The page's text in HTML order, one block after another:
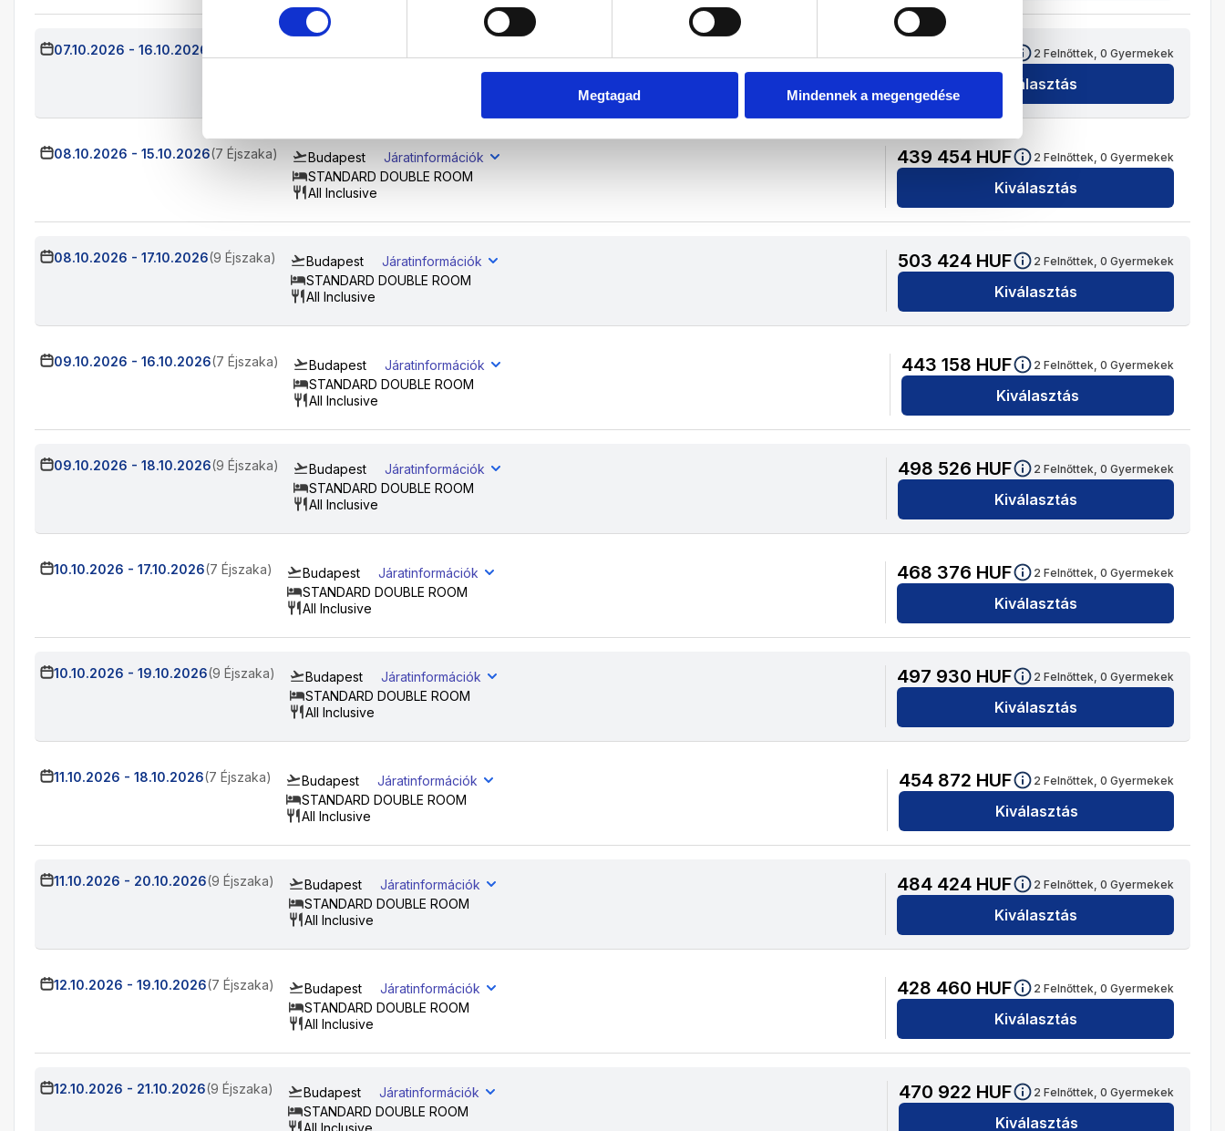
Megtagad Mindennek a megengedése
07.10.2026 - 16.10.2026 529 836HUF 2 Felnőttek, 0 Gyermekek
Kiválasztás
08.10.2026 - 15.10.2026(7 Éjszaka) Budapest
Járatinformációk
STANDARD DOUBLE ROOM
All Inclusive
439 454 HUF 2 Felnőttek, 0 Gyermekek
Kiválasztás
08.10.2026 - 17.10.2026(9 Éjszaka) Budapest
Járatinformációk
STANDARD DOUBLE ROOM
All Inclusive
503 424 HUF 2 Felnőttek, 0 Gyermekek
Kiválasztás
09.10.2026 - 16.10.2026(7 Éjszaka) Budapest
Járatinformációk
STANDARD DOUBLE ROOM
All Inclusive
443 158 HUF 2 Felnőttek, 0 Gyermekek
Kiválasztás
09.10.2026 - 18.10.2026(9 Éjszaka) Budapest
Járatinformációk
STANDARD DOUBLE ROOM
All Inclusive
498 526 HUF 2 Felnőttek, 0 Gyermekek
Kiválasztás
10.10.2026 - 17.10.2026(7 Éjszaka) Budapest
Járatinformációk
STANDARD DOUBLE ROOM
All Inclusive
468 376 HUF 2 Felnőttek, 0 Gyermekek
Kiválasztás
10.10.2026 - 19.10.2026(9 Éjszaka) Budapest
Járatinformációk
STANDARD DOUBLE ROOM
All Inclusive
497 930 HUF 2 Felnőttek, 0 Gyermekek
Kiválasztás
11.10.2026 - 18.10.2026(7 Éjszaka) Budapest
Járatinformációk
STANDARD DOUBLE ROOM
All Inclusive
454 872 HUF 2 Felnőttek, 0 Gyermekek
Kiválasztás
11.10.2026 - 20.10.2026(9 Éjszaka) Budapest
Járatinformációk
STANDARD DOUBLE ROOM
All Inclusive
484 424 HUF 2 Felnőttek, 0 Gyermekek
Kiválasztás
12.10.2026 - 19.10.2026(7 Éjszaka) Budapest
Járatinformációk
STANDARD DOUBLE ROOM
All Inclusive
428 460 HUF 2 Felnőttek, 0 Gyermekek
Kiválasztás
12.10.2026 - 21.10.2026(9 Éjszaka) Budapest
Járatinformációk
STANDARD DOUBLE ROOM
All Inclusive
470 922 HUF 2 Felnőttek, 0 Gyermekek
Kiválasztás